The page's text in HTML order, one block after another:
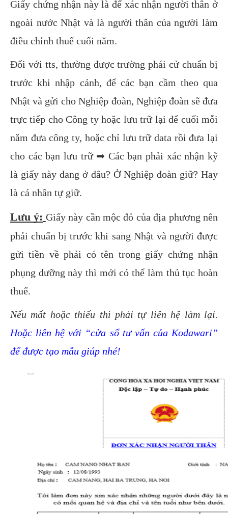
Giấy chứng nhận này là để xác nhận người thân ở
ngoài nước Nhật và là người thân của người làm
điều chỉnh thuế cuối năm.
Đối với tts, thường được trường phái cử chuẩn bị
trước khi nhập cảnh, để các bạn cầm theo qua
Nhật và gửi cho Nghiệp đoàn, Nghiệp đoàn sẽ đưa
trực tiếp cho Công ty hoặc lưu trữ lại để cuối mỗi
năm đưa công ty, hoặc chỉ lưu trữ data rồi đưa lại
cho các bạn lưu trữ ➡ Các bạn phải xác nhận kỹ
là giấy này đang ở đâu? Ở Nghiệp đoàn giữ? Hay
là cá nhân tự giữ.
Lưu ý: Giấy này cần mộc đỏ của địa phương nên
phải chuẩn bị trước khi sang Nhật và người được
gửi tiền về phải có tên trong giấy chứng nhận
phụng dưỡng này thì mới có thể làm thủ tục hoàn
thuế.
Nếu mất hoặc thiếu thì phải tự liên hệ làm lại.
Hoặc liên hệ với “cửa sổ tư vấn của Kodawari”
để được tạo mẫu giúp nhé!